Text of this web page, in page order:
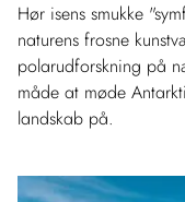
Hør isens smukke
naturens frosne
polarudforskning på
måde at møde
landskab på.